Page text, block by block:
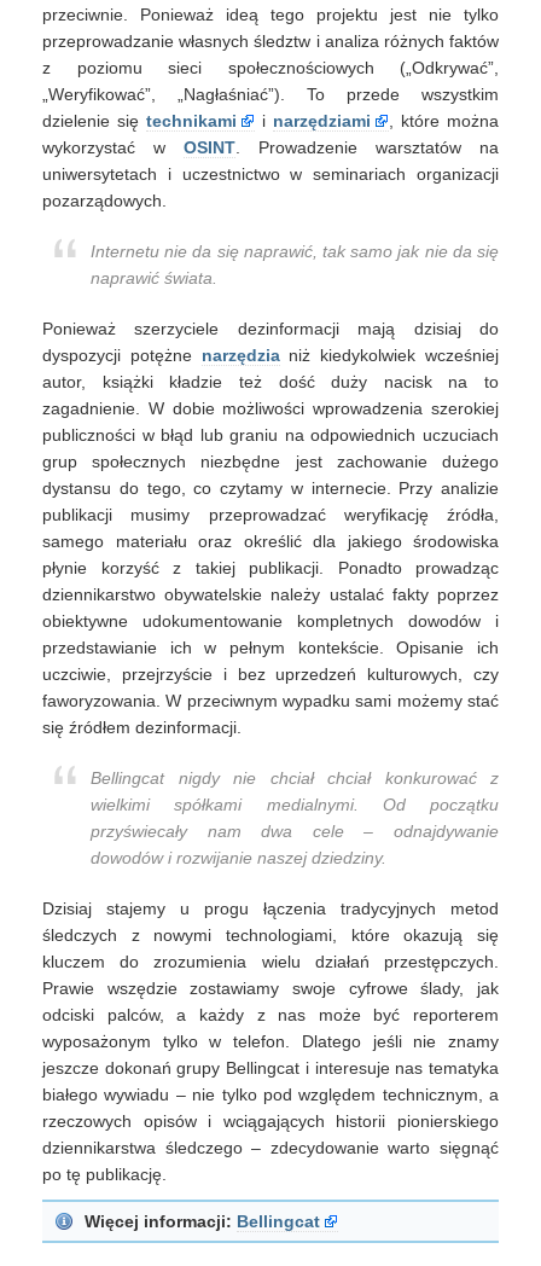
przeciwnie. Ponieważ ideą tego projektu jest nie tylko
przeprowadzanie własnych śledztw i analiza różnych faktów
z poziomu sieci społecznościowych („Odkrywać”,
„Weryfikować”, „Nagłaśniać”). To przede wszystkim
dzielenie się technikami i narzędziami
, które można
wykorzystać w OSINT . Prowadzenie warsztatów na
uniwersytetach i uczestnictwo w seminariach organizacji
pozarządowych.
Internetu nie da się naprawić, tak samo jak nie da się
naprawić świata.
Ponieważ szerzyciele dezinformacji mają dzisiaj do
dyspozycji potężne narzędzianiż kiedykolwiek wcześniej
autor, książki kładzie też dość duży nacisk na to
zagadnienie. W dobie możliwości wprowadzenia szerokiej
publiczności w błąd lub graniu na odpowiednich uczuciach
grup społecznych niezbędne jest zachowanie dużego
dystansu do tego, co czytamy w internecie. Przy analizie
publikacji musimy przeprowadzać weryfikację źródła,
samego materiału oraz określić dla jakiego środowiska
płynie korzyść z takiej publikacji. Ponadto prowadząc
dziennikarstwo obywatelskie należy ustalać fakty poprzez
obiektywne udokumentowanie kompletnych dowodów i
przedstawianie ich w pełnym kontekście. Opisanie ich
uczciwie, przejrzyście i bez uprzedzeń kulturowych, czy
faworyzowania. W przeciwnym wypadku sami możemy stać
się źródłem dezinformacji.
Bellingcat nigdy nie chciał chciał konkurować z
wielkimi spółkami medialnymi. Od początku
przyświecały nam dwa cele – odnajdywanie
dowodów i rozwijanie naszej dziedziny.
Dzisiaj stajemy u progu łączenia tradycyjnych metod
śledczych z nowymi technologiami, które okazują się
kluczem do zrozumienia wielu działań przestępczych.
Prawie wszędzie zostawiamy swoje cyfrowe ślady, jak
odciski palców, a każdy z nas może być reporterem
wyposażonym tylko w telefon. Dlatego jeśli nie znamy
jeszcze dokonań grupy Bellingcat i interesuje nas tematyka
białego wywiadu – nie tylko pod względem technicznym, a
rzeczowych opisów i wciągających historii pionierskiego
dziennikarstwa śledczego – zdecydowanie warto sięgnąć
po tę publikację.
Więcej informacji: Bellingcat